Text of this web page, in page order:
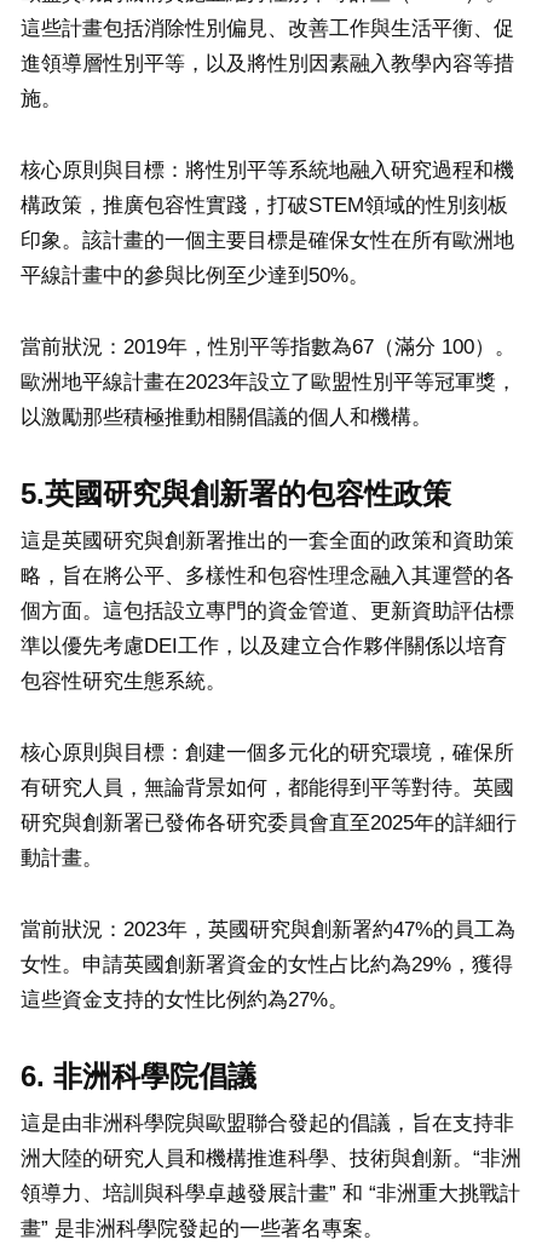
這些計畫包括消除性別偏見、改善工作與生活平衡、促
進領導層性別平等，以及將性別因素融入教學內容等措
施。
核心原則與目標：將性別平等系統地融入研究過程和機
構政策，推廣包容性實踐，打破STEM領域的性別刻板
印象。該計畫的一個主要目標是確保女性在所有歐洲地
平線計畫中的參與比例至少達到50%。
當前狀況：2019年，性別平等指數為67（滿分 100）。
歐洲地平線計畫在2023年設立了歐盟性別平等冠軍獎，
以激勵那些積極推動相關倡議的個人和機構。
5.英國研究與創新署的包容性政策
這是英國研究與創新署推出的一套全面的政策和資助策
略，旨在將公平、多樣性和包容性理念融入其運營的各
個方面。這包括設立專門的資金管道、更新資助評估標
準以優先考慮DEI工作，以及建立合作夥伴關係以培育
包容性研究生態系統。
核心原則與目標：創建一個多元化的研究環境，確保所
有研究人員，無論背景如何，都能得到平等對待。英國
研究與創新署已發佈各研究委員會直至2025年的詳細行
動計畫。
當前狀況：2023年，英國研究與創新署約47%的員工為
女性。申請英國創新署資金的女性占比約為29%，獲得
這些資金支持的女性比例約為27%。
6. 非洲科學院倡議
這是由非洲科學院與歐盟聯合發起的倡議，旨在支持非
洲大陸的研究人員和機構推進科學、技術與創新。“非洲
領導力、培訓與科學卓越發展計畫” 和 “非洲重大挑戰計
畫” 是非洲科學院發起的一些著名專案。